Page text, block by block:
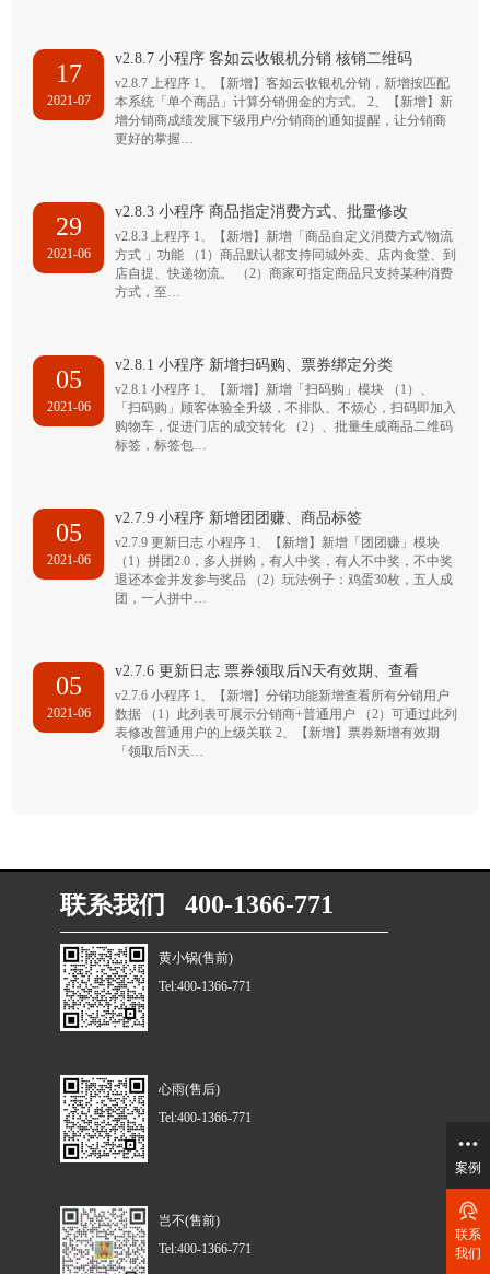
17
2021-07
v2.8.7 小程序 客如云收银机分销 核销二维码
v2.8.7 上程序 1、【新增】客如云收银机分销，新增按匹配
本系统「单个商品」计算分销佣金的方式。 2、【新增】新
增分销商成绩发展下级用户/分销商的通知提醒，让分销商
更好的掌握…
29
2021-06
v2.8.3 小程序 商品指定消费方式、批量修改
v2.8.3 上程序 1、【新增】新增「商品自定义消费方式/物流
方式 」功能 （1）商品默认都支持同城外卖、店内食堂、到
店自提、快递物流。 （2）商家可指定商品只支持某种消费
方式，至…
05
2021-06
v2.8.1 小程序 新增扫码购、票券绑定分类
v2.8.1 小程序 1、【新增】新增「扫码购」模块 （1）、
「扫码购」顾客体验全升级，不排队、不烦心，扫码即加入
购物车，促进门店的成交转化 （2）、批量生成商品二维码
标签，标签包…
05
2021-06
v2.7.9 小程序 新增团团赚、商品标签
v2.7.9 更新日志 小程序 1、【新增】新增「团团赚」模块
（1）拼团2.0，多人拼购，有人中奖，有人不中奖，不中奖
退还本金并发参与奖品 （2）玩法例子：鸡蛋30枚，五人成
团，一人拼中…
05
2021-06
v2.7.6 更新日志 票券领取后N天有效期、查看
v2.7.6 小程序 1、【新增】分销功能新增查看所有分销用户
数据 （1）此列表可展示分销商+普通用户 （2）可通过此列
表修改普通用户的上级关联 2、【新增】票券新增有效期
「领取后N天…
联系我们 400-1366-771
黄小锅(售前)
Tel:400-1366-771
心雨(售后)
Tel:400-1366-771
岂不(售前)
Tel:400-1366-771
案例
联系
我们